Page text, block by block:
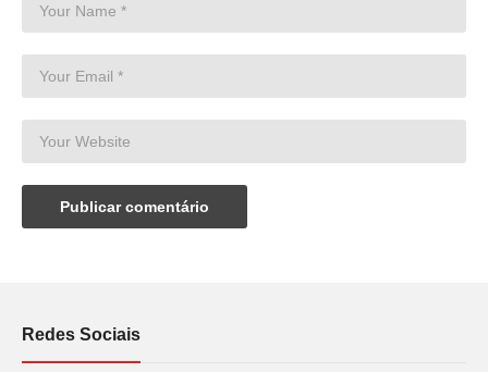
Redes Sociais